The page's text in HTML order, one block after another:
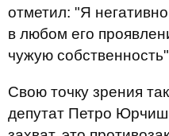
отметил: "Я
в любом его
чужую
Свою точку зрения
депутат Петро